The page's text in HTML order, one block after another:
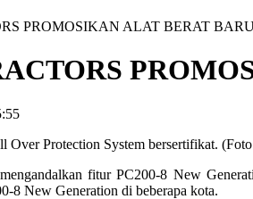
PROMOSIKAN ALAT BERAT
fitur PC200-8 New
8 New Generation di beberapa kota.